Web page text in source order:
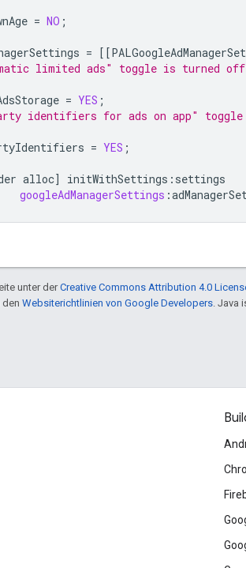
= NO ;
= [[
limited ads" toggle is turned
= YES ;
identifiers for ads on app" toggle
= YES ;
alloc] initWithSettings : settings
googleAdManagerSettings :
unter derCreative Commons Attribution 4.0
den Websiterichtlinien von Google Developers . Java